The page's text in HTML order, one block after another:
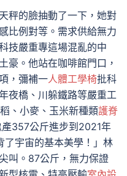
秤的臉抽動了一下，她對
比例對等。需求供給無力
技嚴重專這場混亂的中
豪。他站在咖啡館門口，
，彌補一人體工學椅批科
夜橋、川躲鐵路等嚴重工
稻、小麥、玉米新種類護脊
357公斤進步到2021年
了宇宙的基本美學！」林
叫。87公斤，無力保證